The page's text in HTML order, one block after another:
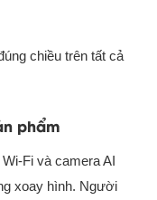
chiều trên tất cả
phẩm
Fi và camera AI
xoay hình. Người